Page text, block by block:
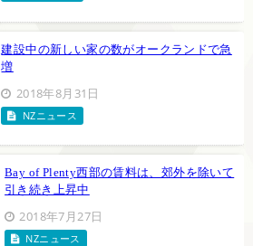
建設中の新しい家の数がオークランドで急
増
2018年8月31日
NZニュース
Bay of Plenty西部の賃料は、郊外を除いて
引き続き上昇中
2018年7月27日
NZニュース